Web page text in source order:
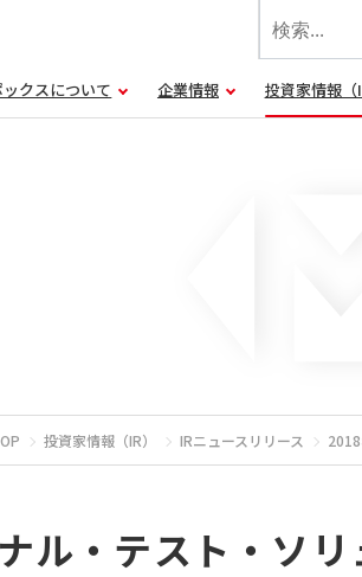
クスについて 企業情報 投資家情報（
投資家情報（IR） IRニュースリリース
ル・テスト・ソ